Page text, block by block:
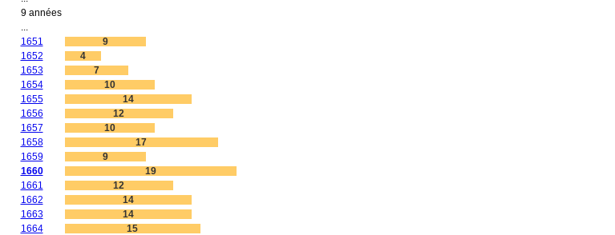
9 années
1651
9
1652
4
1653
7
1654
10
1655
14
1656
12
1657
10
1658
17
1659
9
1660
19
1661
12
1662
14
1663
14
1664
15